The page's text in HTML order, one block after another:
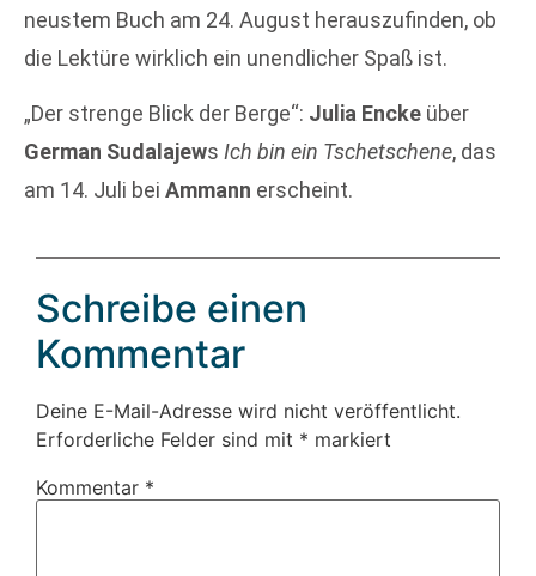
neustem Buch am 24. August herauszufinden, ob
die Lektüre wirklich ein unendlicher Spaß ist.
„Der strenge Blick der Berge“: Julia Encke über
German Sudalajews Ich bin ein Tschetschene, das
am 14. Juli bei Ammann erscheint.
Schreibe einen
Kommentar
Deine E-Mail-Adresse wird nicht veröffentlicht.
Erforderliche Felder sind mit * markiert
Kommentar *